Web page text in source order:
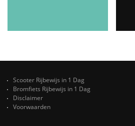
Scooter Rijbewijs in 1 Dag
Bromfiets Rijbewijs in 1 Dag
Disclaimer
Voorwaarden